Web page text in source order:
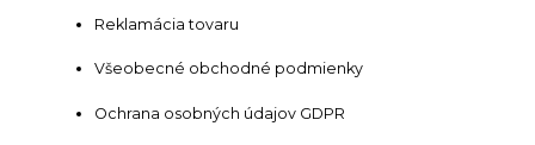
Reklamácia tovaru
Všeobecné obchodné podmienky
Ochrana osobných údajov GDPR